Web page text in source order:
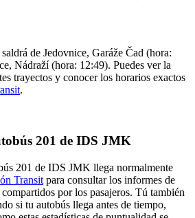
de Jedovnice, Garáže Čad (hora:
Nádraží (hora: 12:49). Puedes ver la
trayectos y conocer los horarios exactos
.
201 de IDS JMK
201 de IDS JMK llega normalmente
Transit para consultar los informes de
por los pasajeros. Tú también
si tu autobús llega antes de tiempo,